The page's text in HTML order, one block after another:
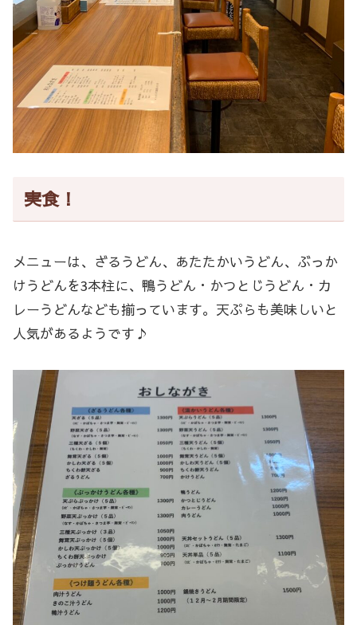
実食！
メニューは、ざるうどん、あたたかいうどん、ぶっか
けうどんを3本柱に、鴨うどん・かつとじうどん・カ
レーうどんなども揃っています。天ぷらも美味しいと
人気があるようです♪